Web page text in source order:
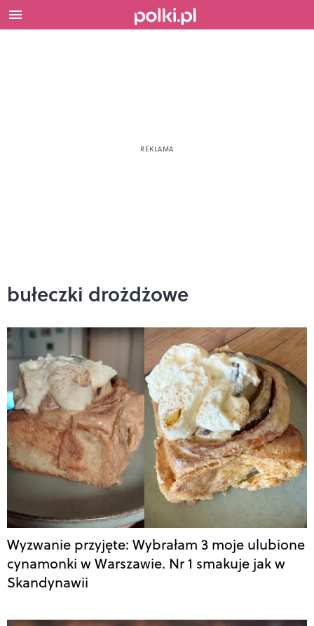
bułeczki drożdżowe
Wyzwanie przyjęte: Wybrałam 3 moje ulubione
cynamonki w Warszawie. Nr 1 smakuje jak w
Skandynawii